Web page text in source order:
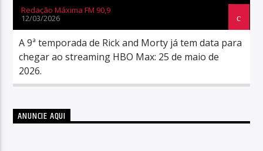
Redação Máxima FM 90,9
12/03/2026
A 9ª temporada de Rick and Morty já tem data para
chegar ao streaming HBO Max: 25 de maio de
2026.
ANUNCIE AQUI